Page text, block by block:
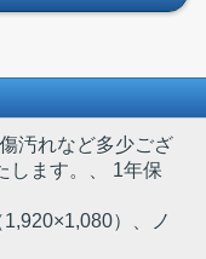
汚れなど多少ござ
ます。
、 1年保
）、ノ